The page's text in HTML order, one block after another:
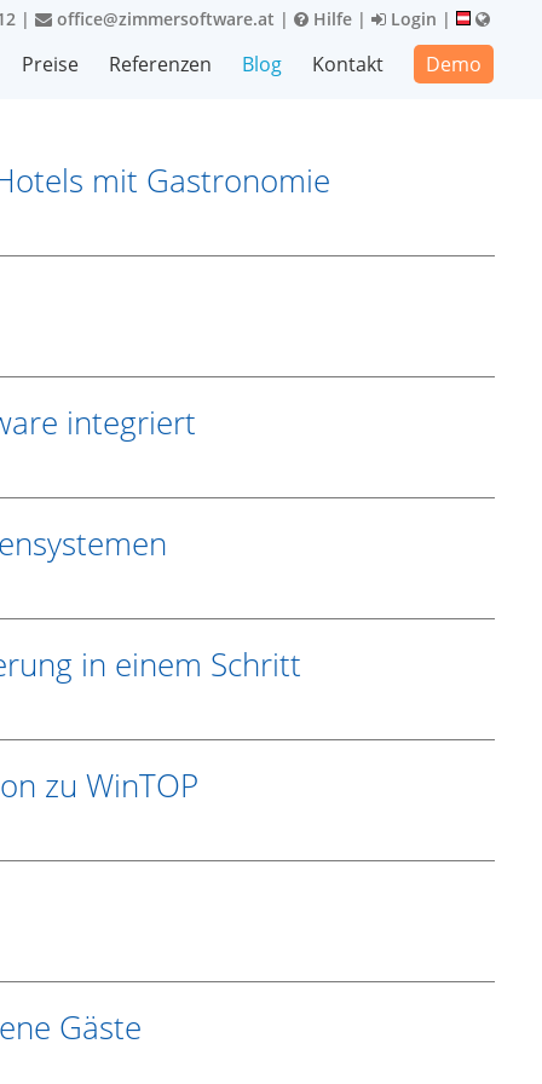
| office@zimmersoftware.at | Hilfe | Login |
Preise Referenzen Blog Kontakt Demo
mit Gastronomie
integriert
in einem Schritt
zu WinTOP
Gäste